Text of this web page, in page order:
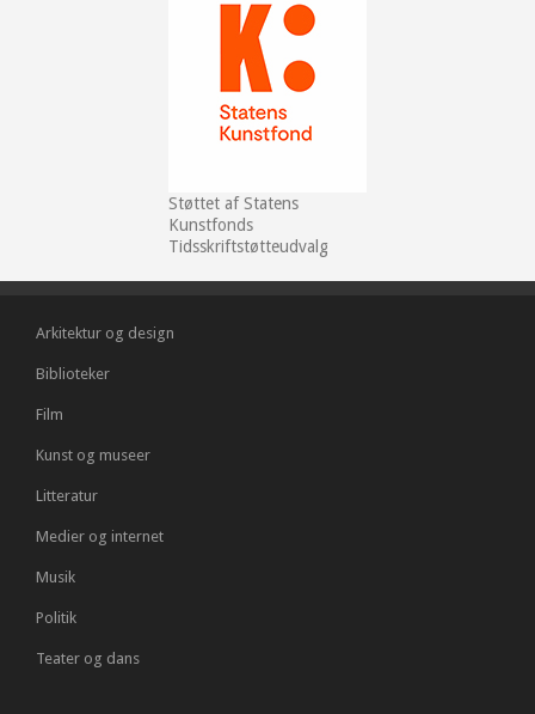
Støttet af Statens
Kunstfonds
Tidsskriftstøtteudvalg
Arkitektur og design
Biblioteker
Film
Kunst og museer
Litteratur
Medier og internet
Musik
Politik
Teater og dans